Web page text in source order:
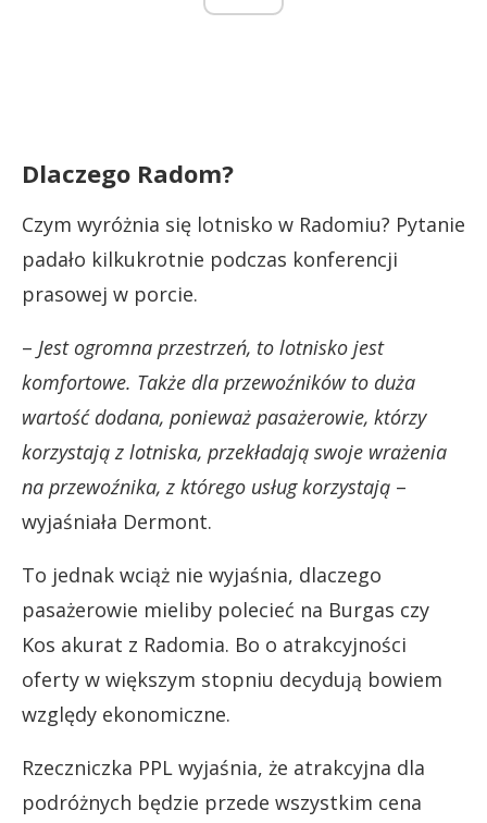
Dlaczego Radom?
Czym wyróżnia się lotnisko w Radomiu? Pytanie
padało kilkukrotnie podczas konferencji
prasowej w porcie.
– Jest ogromna przestrzeń, to lotnisko jest
komfortowe. Także dla przewoźników to duża
wartość dodana, ponieważ pasażerowie, którzy
korzystają z lotniska, przekładają swoje wrażenia
na przewoźnika, z którego usług korzystają –
wyjaśniała Dermont.
To jednak wciąż nie wyjaśnia, dlaczego
pasażerowie mieliby polecieć na Burgas czy
Kos akurat z Radomia. Bo o atrakcyjności
oferty w większym stopniu decydują bowiem
względy ekonomiczne.
Rzeczniczka PPL wyjaśnia, że atrakcyjna dla
podróżnych będzie przede wszystkim cena